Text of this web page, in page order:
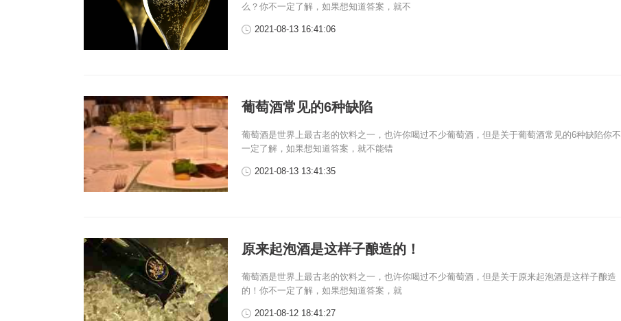
么？你不一定了解，如果想知道答案，就不
2021-08-13 16:41:06
葡萄酒常见的6种缺陷
葡萄酒是世界上最古老的饮料之一，也许你喝过不少葡萄酒，但是关于葡萄酒常见的6种缺陷你不
一定了解，如果想知道答案，就不能错
2021-08-13 13:41:35
原来起泡酒是这样子酿造的！
葡萄酒是世界上最古老的饮料之一，也许你喝过不少葡萄酒，但是关于原来起泡酒是这样子酿造
的！你不一定了解，如果想知道答案，就
2021-08-12 18:41:27